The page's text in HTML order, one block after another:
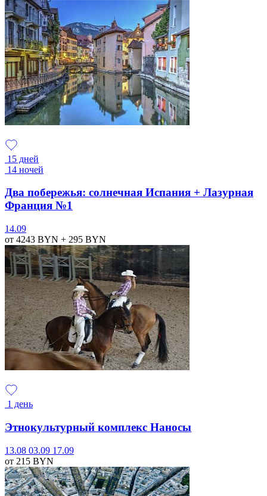
15 дней
14 ночей
Два побережья: солнечная Испания + Лазурная
Франция №1
14.09
от 4243 BYN + 295 BYN
1 день
Этнокультурный комплекс Наносы
13.08 03.09 17.09
от 215 BYN